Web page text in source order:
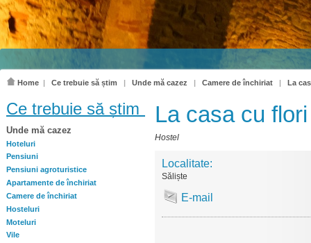
Home | Ce trebuie să știm | Unde mă cazez | Camere de închiriat | La
Ce trebuie să știm
Unde mă cazez
Hoteluri
Pensiuni
Pensiuni agroturistice
Apartamente de închiriat
Camere de închiriat
Hosteluri
Moteluri
Vile
La casa cu flori
Hostel
Localitate:
Săliște
E-mail